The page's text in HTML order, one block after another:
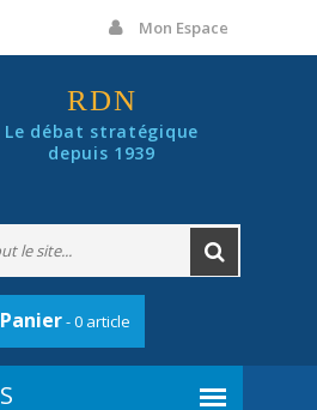
Mon Espace
RDN
Le débat stratégique
depuis 1939
Panier- 0 article